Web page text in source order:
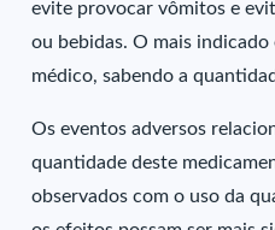
evite provocar vômitos e
ou bebidas. O mais
médico, sabendo a
Os eventos adversos
quantidade deste
observados com o uso da